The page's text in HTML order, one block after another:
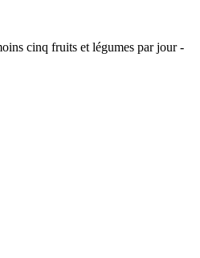
cinq fruits et légumes par jour -